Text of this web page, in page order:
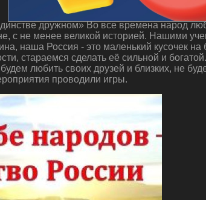
дружном» Во все времена народ
с не менее великой историей. Нашими
наша Россия - это маленький кусочек
стараемся сделать её сильной и
любить своих друзей и близких, не
проводили игры.